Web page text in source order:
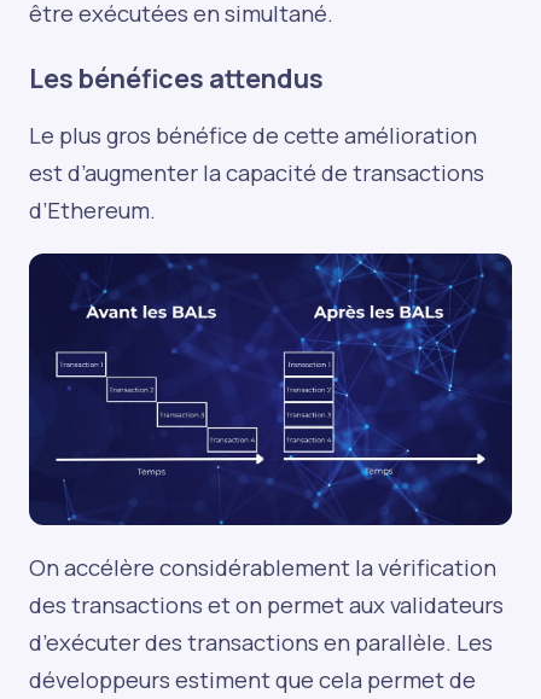
être exécutées en simultané.
Les bénéfices attendus
Le plus gros bénéfice de cette amélioration
est d’augmenter la capacité de transactions
d’Ethereum.
On accélère considérablement la vérification
des transactions et on permet aux validateurs
d’exécuter des transactions en parallèle. Les
développeurs estiment que cela permet de